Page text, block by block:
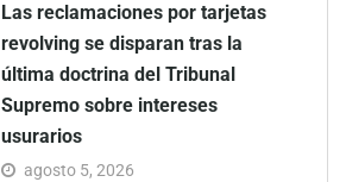
Las reclamaciones por tarjetas
revolving se disparan tras la
última doctrina del Tribunal
Supremo sobre intereses
usurarios
agosto 5, 2026